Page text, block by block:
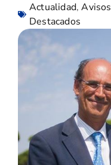
Actualidad,Avisos
Destacados